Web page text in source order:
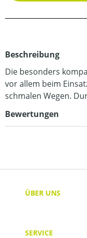
Beschreibung
Die besonders
vor allem beim
schmalen Wegen.
Bewertungen
ÜBER UNS
SERVICE